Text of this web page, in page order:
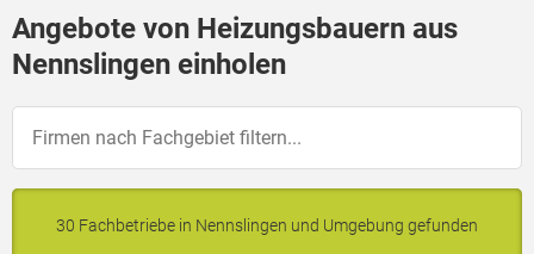
Angebote von Heizungsbauern aus
Nennslingen einholen
30 Fachbetriebe in Nennslingen und Umgebung gefunden